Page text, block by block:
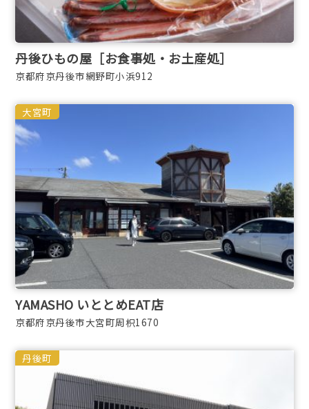
丹後ひもの屋［お食事処・お土産処］
京都府京丹後市網野町小浜912
大宮町
YAMASHO いととめEAT店
京都府京丹後市大宮町周枳1670
丹後町